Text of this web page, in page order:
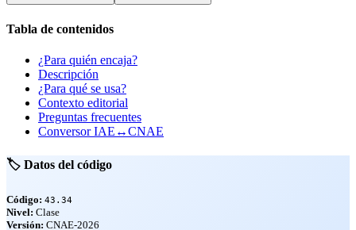
Tabla de contenidos
¿Para quién encaja?
Descripción
¿Para qué se usa?
Contexto editorial
Preguntas frecuentes
Conversor IAE↔CNAE
🏷️ Datos del código
Código: 43.34
Nivel: Clase
Versión: CNAE-2026